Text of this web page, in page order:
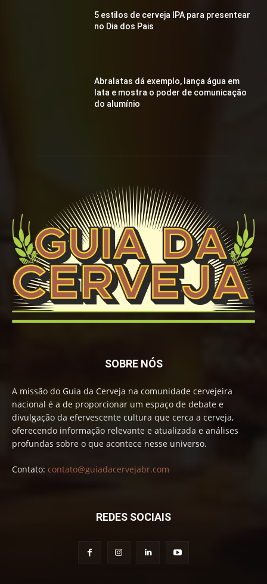
5 estilos de cerveja IPA para presentear
no Dia dos Pais
Abralatas dá exemplo, lança água em
lata e mostra o poder de comunicação
do alumínio
SOBRE NÓS
A missão do Guia da Cerveja na comunidade cervejeira
nacional é a de proporcionar um espaço de debate e
divulgação da efervescente cultura que cerca a cerveja,
oferecendo informação relevante e atualizada e análises
profundas sobre o que acontece nesse universo.
Contato: contato@guiadacervejabr.com
REDES SOCIAIS